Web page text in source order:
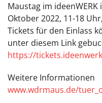
Maustag im ideenWERK
Oktober 2022, 11-18
Tickets für den Einlass
unter diesem Link
https://
Weitere Informationen
www.wdrmaus.de/